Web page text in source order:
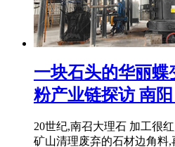
一块石头的华丽
粉产业链探访 南
20世纪,南召大理石 加工很
矿山清理废弃的石材边角料